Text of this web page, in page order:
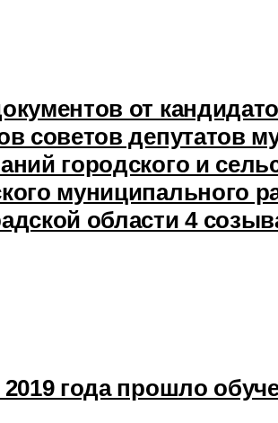
от
советов депутатов
городского и
муниципального
области 4
года прошло